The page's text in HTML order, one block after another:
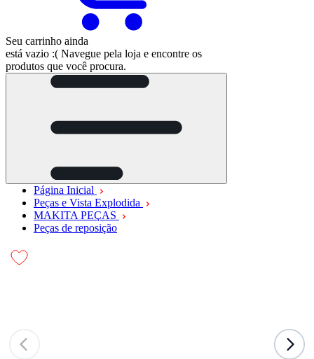
Seu carrinho ainda
está vazio :( Navegue pela loja e encontre os
produtos que você procura.
Página Inicial
Peças e Vista Explodida
MAKITA PEÇAS
Peças de reposição